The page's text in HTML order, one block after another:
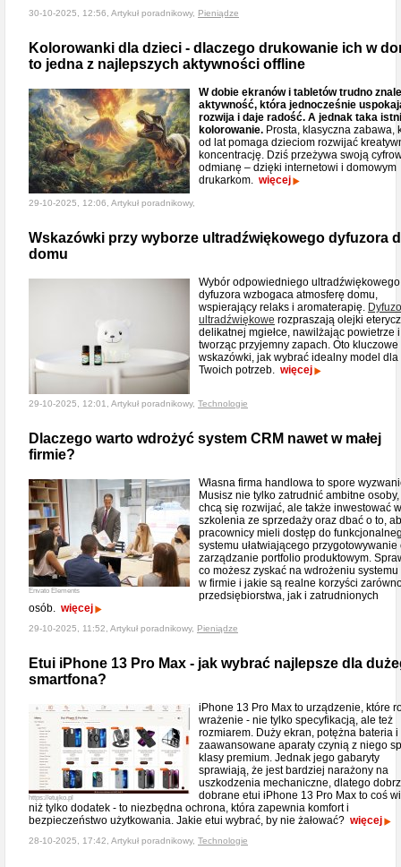
30-10-2025, 12:56, Artykuł poradnikowy, Pieniądze
Kolorowanki dla dzieci - dlaczego drukowanie ich w
to jedna z najlepszych aktywności offline
W dobie ekranów i tabletów trudno
aktywność, która jednocześnie
rozwija i daje radość. A jednak taka
kolorowanie. Prosta, klasyczna zabawa,
od lat pomaga dzieciom rozwijać
koncentrację. Dziś przeżywa swoją
odmianę – dzięki internetowi i domowym
drukarkom. więcej
29-10-2025, 12:06, Artykuł poradnikowy,
Wskazówki przy wyborze ultradźwiękowego dyfuzora
domu
Wybór odpowiedniego ultradźwiękowego
dyfuzora wzbogaca atmosferę domu,
wspierający relaks i aromaterapię.
ultradźwiękowe rozpraszają olejki
delikatnej mgiełce, nawilżając powietrze i
tworząc przyjemny zapach. Oto kluczowe
wskazówki, jak wybrać idealny model dla
Twoich potrzeb. więcej
29-10-2025, 12:01, Artykuł poradnikowy, Technologie
Dlaczego warto wdrożyć system CRM nawet w małej
firmie?
Envato Elements
Własna firma handlowa to spore
Musisz nie tylko zatrudnić ambitne
chcą się rozwijać, ale także inwestować w
szkolenia ze sprzedaży oraz dbać o to,
pracownicy mieli dostęp do
systemu ułatwiającego przygotowywanie
zarządzanie portfolio produktowym.
co możesz zyskać na wdrożeniu systemu
w firmie i jakie są realne korzyści
przedsiębiorstwa, jak i zatrudnionych
osób. więcej
29-10-2025, 11:52, Artykuł poradnikowy, Pieniądze
Etui iPhone 13 Pro Max - jak wybrać najlepsze dla
smartfona?
https://etujko.pl
iPhone 13 Pro Max to urządzenie, które
wrażenie - nie tylko specyfikacją, ale też
rozmiarem. Duży ekran, potężna bateria i
zaawansowane aparaty czynią z niego
klasy premium. Jednak jego gabaryty
sprawiają, że jest bardziej narażony na
uszkodzenia mechaniczne, dlatego
dobrane etui iPhone 13 Pro Max to coś
niż tylko dodatek - to niezbędna ochrona, która zapewnia komfort i
bezpieczeństwo użytkowania. Jakie etui wybrać, by nie żałować? więcej
28-10-2025, 17:42, Artykuł poradnikowy, Technologie